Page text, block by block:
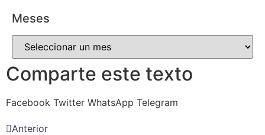
Meses
Comparte este texto
Facebook Twitter WhatsApp Telegram
Anterior